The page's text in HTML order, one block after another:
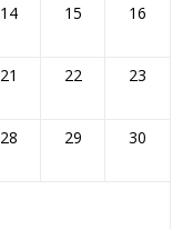
14 15 16
21 22 23
28 29 30